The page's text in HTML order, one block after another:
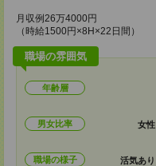
月収例26万4000円
（時給1500円×8H×22日間）
職場の雰囲気
年齢層
男女比率 女性
職場の様子 活気あり